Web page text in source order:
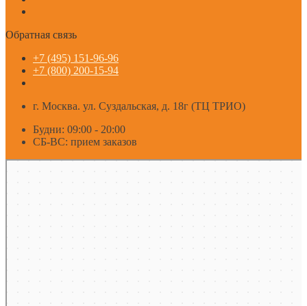
Обратная связь
+7 (495) 151-96-96
+7 (800) 200-15-94
г. Москва. ул. Суздальская, д. 18г (ТЦ ТРИО)
Будни: 09:00 - 20:00
СБ-ВС: прием заказов